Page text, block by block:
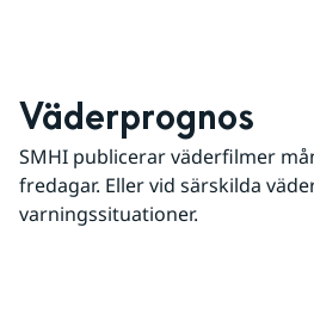
Väderprognos
SMHI publicerar väderfilmer
fredagar. Eller vid särskilda
varningssituationer.